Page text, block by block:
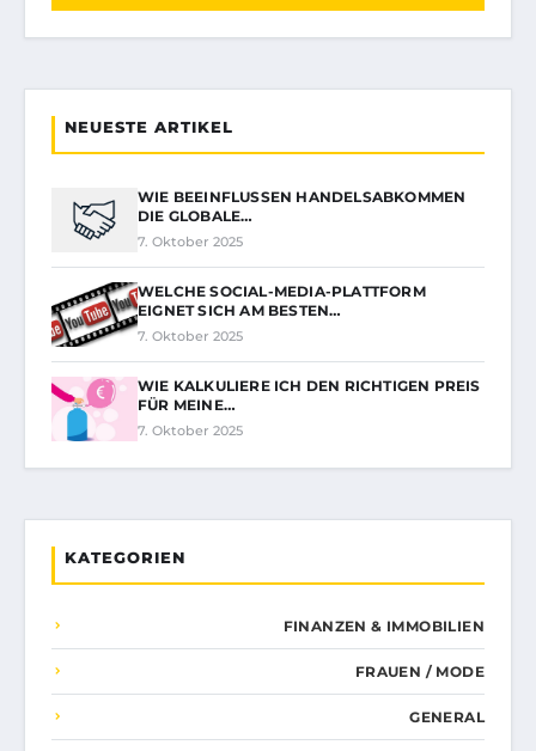
NEUESTE ARTIKEL
WIE BEEINFLUSSEN HANDELSABKOMMEN
DIE GLOBALE…
7. Oktober 2025
WELCHE SOCIAL-MEDIA-PLATTFORM
EIGNET SICH AM BESTEN…
7. Oktober 2025
WIE KALKULIERE ICH DEN RICHTIGEN PREIS
FÜR MEINE…
7. Oktober 2025
KATEGORIEN
FINANZEN & IMMOBILIEN
FRAUEN / MODE
GENERAL